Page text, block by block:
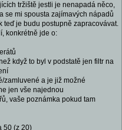
tržiště jestli je nenapadá něco,
se mi spousta zajímavých nápadů
teď je budu postupně zapracovávat.
konkrétně jde o:
když to byl v podstatě jen filtr na
zamluvené a je již možné
jen vše najednou
vaše poznámka pokud tam
50 (z 20)